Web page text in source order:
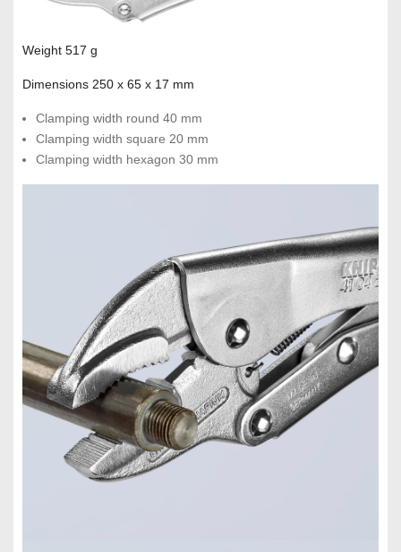
Weight 517 g
Dimensions 250 x 65 x 17 mm
Clamping width round 40 mm
Clamping width square 20 mm
Clamping width hexagon 30 mm